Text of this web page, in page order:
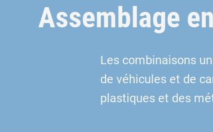
Assemblage
Les combinaisons
de véhicules et de
plastiques et des